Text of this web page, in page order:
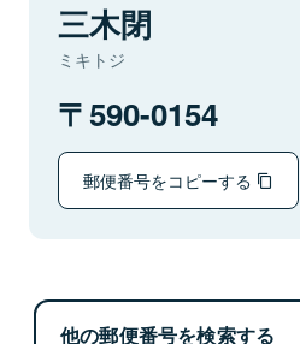
三木閉
ミキトジ
590-0154
郵便番号をコピーする
他の郵便番号を検索する